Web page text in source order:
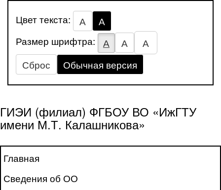
Цвет текста: А
А
Размер шрифтра:
А А
А
Сброс
Обычная версия
ГИЭИ (филиал) ФГБОУ ВО «ИжГТУ
имени М.Т. Калашникова»
Главная
Сведения об ОО